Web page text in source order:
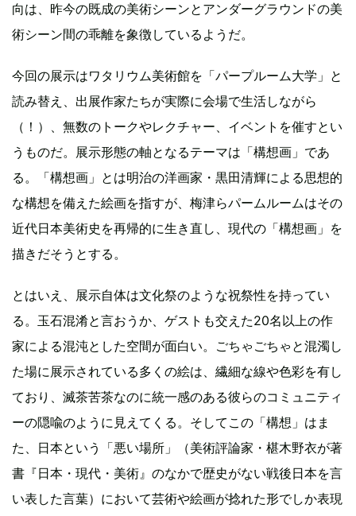
向は、昨今の既成の美術シーンとアンダーグラウンドの美
術シーン間の乖離を象徴しているようだ。
今回の展示はワタリウム美術館を「パープルーム大学」と
読み替え、出展作家たちが実際に会場で生活しながら
（！）、無数のトークやレクチャー、イベントを催すとい
うものだ。展示形態の軸となるテーマは「構想画」であ
る。「構想画」とは明治の洋画家・黒田清輝による思想的
な構想を備えた絵画を指すが、梅津らパームルームはその
近代日本美術史を再帰的に生き直し、現代の「構想画」を
描きだそうとする。
とはいえ、展示自体は文化祭のような祝祭性を持ってい
る。玉石混淆と言おうか、ゲストも交えた20名以上の作
家による混沌とした空間が面白い。ごちゃごちゃと混濁し
た場に展示されている多くの絵は、繊細な線や色彩を有し
ており、滅茶苦茶なのに統一感のある彼らのコミュニティ
ーの隠喩のように見えてくる。そしてこの「構想」はま
た、日本という「悪い場所」（美術評論家・椹木野衣が著
書『日本・現代・美術』のなかで歴史がない戦後日本を言
い表した言葉）において芸術や絵画が捻れた形でしか表現